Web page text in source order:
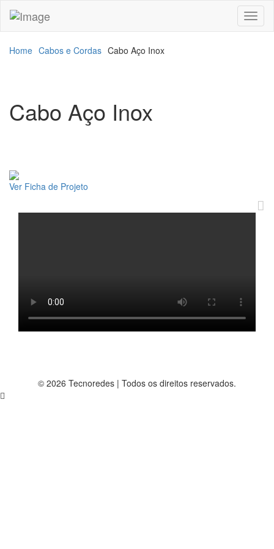
Home Cabos e Cordas Cabo Aço Inox
Cabo Aço Inox
Ver Ficha de Projeto
© 2026 Tecnoredes | Todos os direitos reservados.